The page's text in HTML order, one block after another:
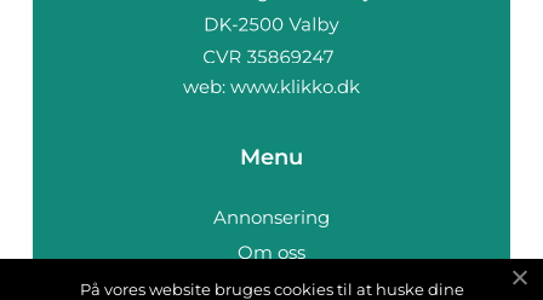
web: www.klikko.dk
Menu
Annonsering
Om oss
Cookies
På vores website bruges cookies til at huske dine